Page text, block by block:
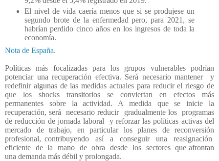
El nivel de vida caería menos que si se produjese un
segundo brote de la enfermedad pero, para 2021, se
habrían perdido cinco años en los ingresos de toda la
economía.
Nota de España.
Políticas más focalizadas para los grupos vulnerables podrían
potenciar una recuperación efectiva. Será necesario mantener
y
redefinir algunas de las medidas actuales para reducir el riesgo de
que los shocks transitorios se conviertan en efectos más
permanentes sobre la actividad. A medida que se inicie la
recuperación, será
necesario reducir gradualmente los
programas
de reducción de jornada laboral
y reforzar las políticas activas del
mercado de trabajo, en particular los planes de reconversión
profesional, contribuyendo
así a conseguir una
reasignación
eficiente de la mano de obra desde los sectores que afrontan
una demanda más débil y prolongada.